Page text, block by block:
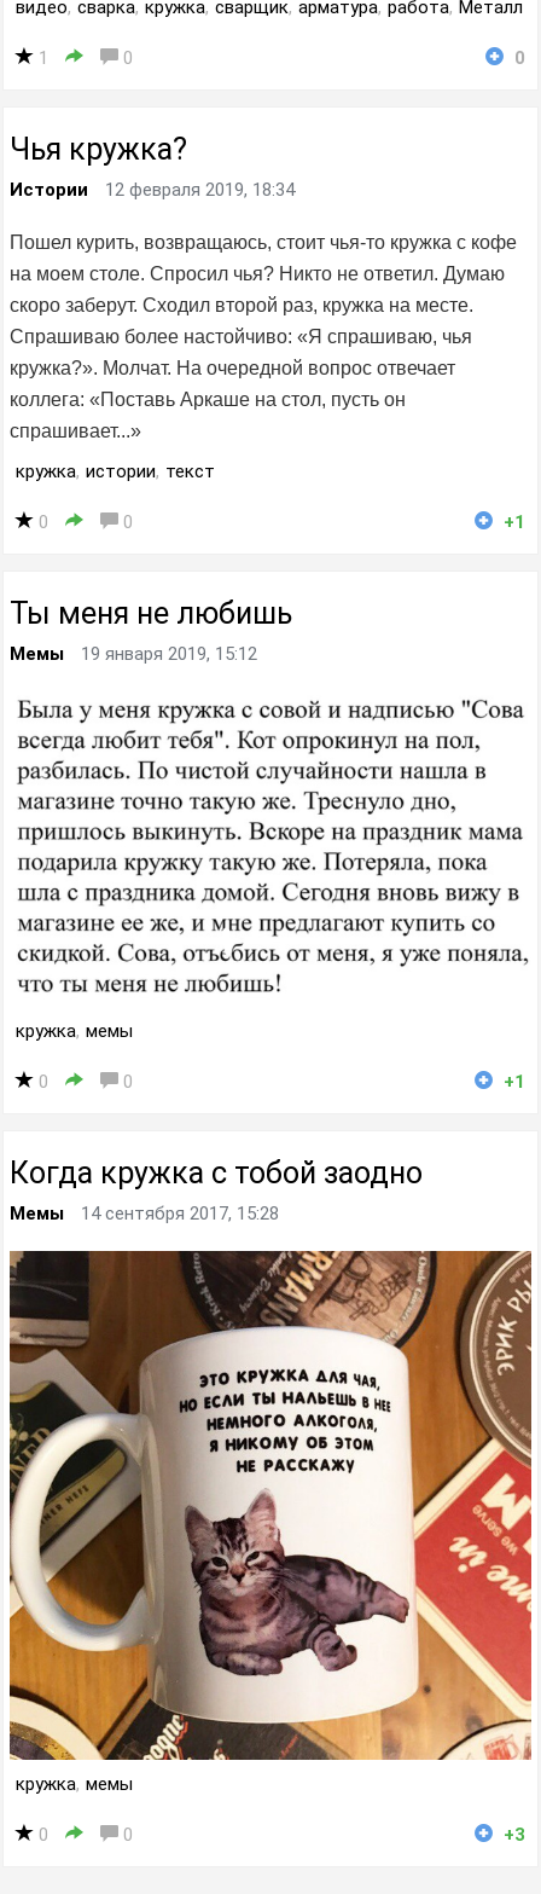
видео, сварка, кружка, сварщик, арматура, работа, Металл
1 0 0
Чья кружка?
Истории 12 февраля 2019, 18:34
Пошел курить, возвращаюсь, стоит чья-то кружка с кофе
на моем столе. Спросил чья? Никто не ответил. Думаю
скоро заберут. Сходил второй раз, кружка на месте.
Спрашиваю более настойчиво: «Я спрашиваю, чья
кружка?». Молчат. На очередной вопрос отвечает
коллега: «Поставь Аркаше на стол, пусть он
спрашивает...»
кружка, истории, текст
0 0 +1
Ты меня не любишь
Мемы 19 января 2019, 15:12
кружка, мемы
0 0 +1
Когда кружка с тобой заодно
Мемы 14 сентября 2017, 15:28
кружка, мемы
0 0 +3